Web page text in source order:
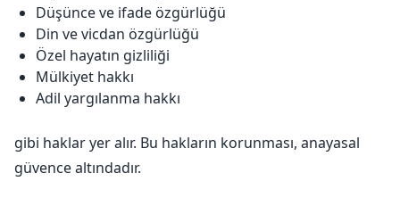
Düşünce ve ifade özgürlüğü
Din ve vicdan özgürlüğü
Özel hayatın gizliliği
Mülkiyet hakkı
Adil yargılanma hakkı
gibi haklar yer alır. Bu hakların korunması, anayasal
güvence altındadır.